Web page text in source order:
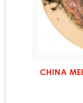
CHINA